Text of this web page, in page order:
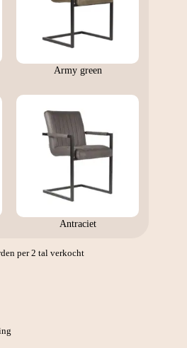
Army green
Antraciet
per 2 tal verkocht